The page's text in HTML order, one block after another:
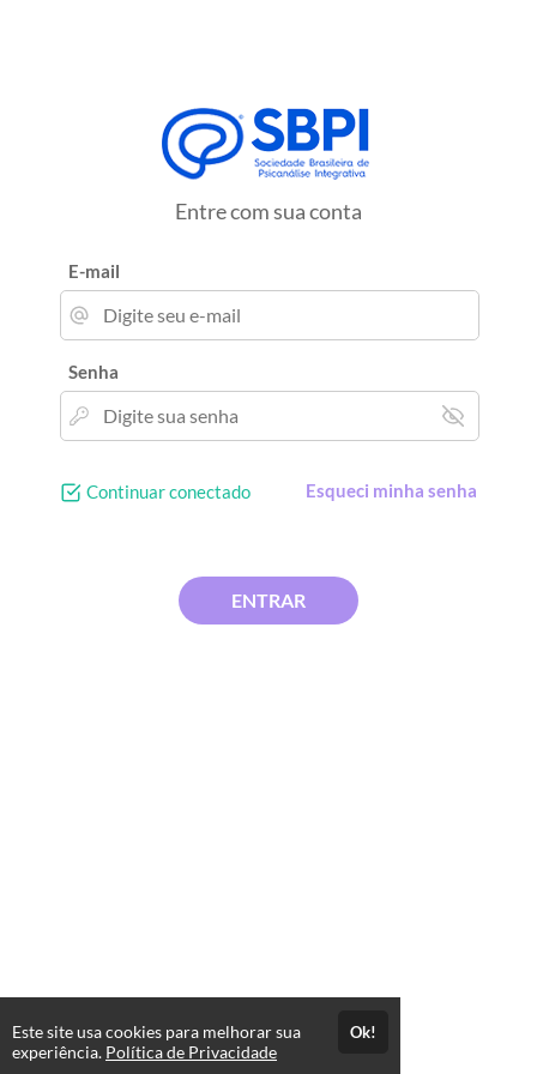
Entre com sua conta
E-mail
Senha
Continuar conectado Esqueci minha senha
ENTRAR
Este site usa cookies para melhorar sua
experiência. Política de Privacidade
Ok!